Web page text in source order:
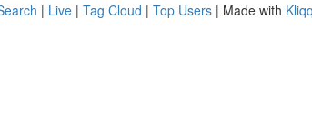
| Live | Tag Cloud | Top Users | Made with